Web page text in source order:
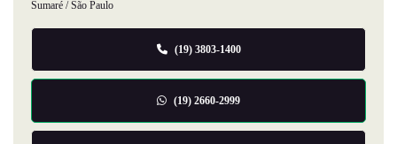
Sumaré / São Paulo
(19) 3803-1400
(19) 2660-2999